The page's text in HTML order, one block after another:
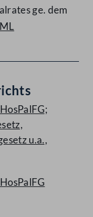
ge. dem
u.a.,